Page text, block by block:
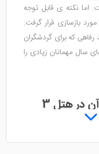
9 طبقه است. اما نکته ی قابل توجه
است که هتل در سال 1384 مورد بازسازی قرار گرفت.
که برای گردشگران
سال مهمانان زیادی را
اتاق ها و تجهیزات آن در هتل 3